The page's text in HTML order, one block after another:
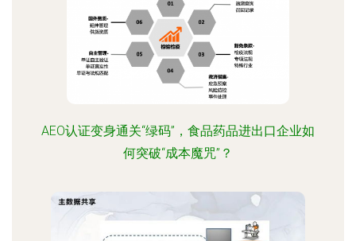
AEO认证变身通关“绿码”，食品药品进出口企业如
何突破“成本魔咒”？